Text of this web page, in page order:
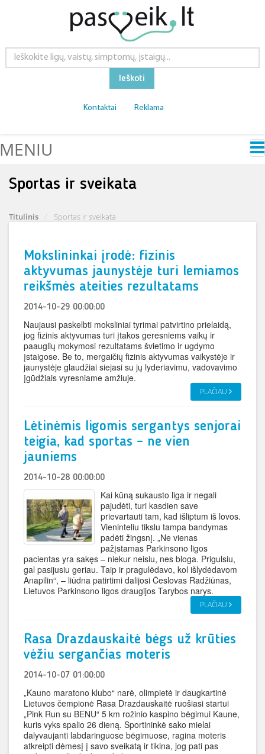
Ieškoti
Kontaktai Reklama
MENIU
Sportas ir sveikata
Titulinis Sportas ir sveikata
Mokslininkai įrodė: fizinis
aktyvumas jaunystėje turi lemiamos
reikšmės ateities rezultatams
2014-10-29 00:00:00
Naujausi paskelbti moksliniai tyrimai patvirtino prielaidą,
jog fizinis aktyvumas turi įtakos geresniems vaikų ir
paauglių mokymosi rezultatams švietimo ir ugdymo
įstaigose. Be to, mergaičių fizinis aktyvumas vaikystėje ir
jaunystėje glaudžiai siejasi su jų lyderiavimu, vadovavimo
įgūdžiais vyresniame amžiuje.
PLAČIAU
Lėtinėmis ligomis sergantys senjorai
teigia, kad sportas – ne vien
jauniems
2014-10-28 00:00:00
Kai kūną sukausto liga ir negali
pajudėti, turi kasdien save
prievartauti tam, kad išliptum iš lovos.
Vieninteliu tikslu tampa bandymas
padėti žingsnį. „Ne vienas
pažįstamas Parkinsono ligos
pacientas yra sakęs – niekur neisiu, nes bloga. Prigulsiu,
gal pasijusiu geriau. Taip ir pragulėdavo, kol išlydėdavom
Anapilin“, – liūdna patirtimi dalijosi Česlovas Radžiūnas,
Lietuvos Parkinsono ligos draugijos Tarybos narys.
PLAČIAU
Rasa Drazdauskaitė bėgs už krūties
vėžiu sergančias moteris
2014-10-07 01:00:00
„Kauno maratono klubo“ narė, olimpietė ir daugkartinė
Lietuvos čempionė Rasa Drazdauskaitė ruošiasi startui
„Pink Run su BENU“ 5 km rožinio kaspino bėgimui Kaune,
kuris vyks spalio 26 dieną. Sportininkė sako mielai
dalyvaujanti labdaringuose bėgimuose, ragina moteris
atkreipti dėmesį į savo sveikatą ir tikina, jog pati pas